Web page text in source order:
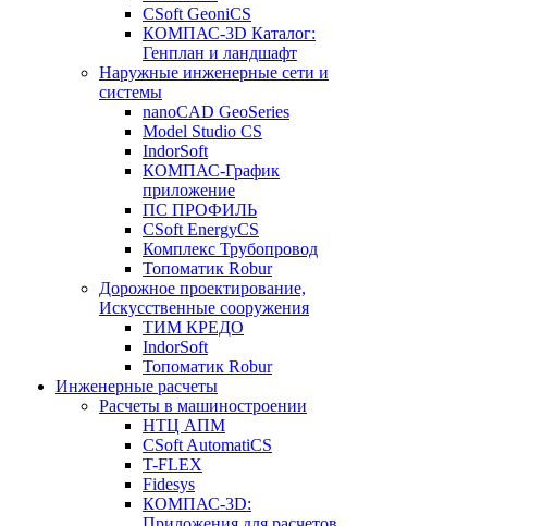
CSoft GeoniCS
КОМПАС-3D Каталог:
Генплан и ландшафт
Наружные инженерные сети и
системы
nanoCAD GeoSeries
Model Studio CS
IndorSoft
КОМПАС-График
приложение
ПС ПРОФИЛЬ
CSoft EnergyCS
Комплекс Трубопровод
Топоматик Robur
Дорожное проектирование,
Искусственные сооружения
ТИМ КРЕДО
IndorSoft
Топоматик Robur
Инженерные расчеты
Расчеты в машиностроении
НТЦ АПМ
CSoft AutomatiCS
T-FLEX
Fidesys
КОМПАС-3D: